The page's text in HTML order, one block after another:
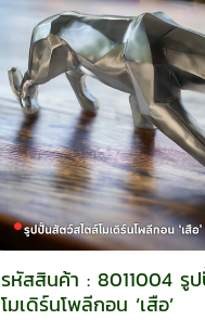
รหัสสินค้า : 8011004 รู
โมเดิร์นโพลีกอน ‘เสือ’